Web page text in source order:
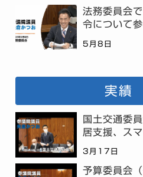
法務委員会
令について
5月8日
実績
国土交通委
居支援、ス
3月17日
予算委員会